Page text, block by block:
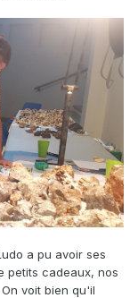
a pu avoir ses
petits cadeaux, nos
voit bien qu'il